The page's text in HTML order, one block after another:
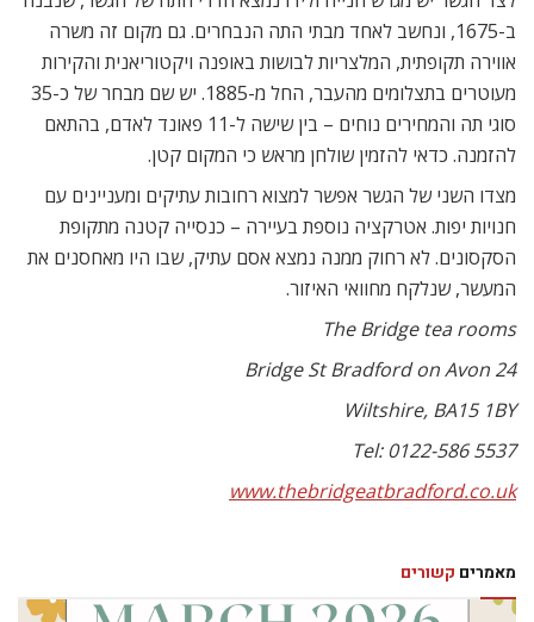
ב-1675, ונחשב לאחד מבתי התה הנבחרים. גם מקום זה משרה
אווירה תקופתית, המלצריות לבושות באופנה ויקטוריאנית והקירות
מעוטרים בתצלומים מהעבר, החל מ-1885. יש שם מבחר של כ-35
סוגי תה והמחירים נוחים – בין שישה ל-11 פאונד לאדם, בהתאם
להזמנה. כדאי להזמין שולחן מראש כי המקום קטן.
מצדו השני של הגשר אפשר למצוא רחובות עתיקים ומעניינים עם
חנויות יפות. אטרקציה נוספת בעיירה – כנסייה קטנה מתקופת
הסקסונים. לא רחוק ממנה נמצא אסם עתיק, שבו היו מאחסנים את
המעשר, שנלקח מחוואי האיזור.
The Bridge tea rooms
24 Bridge St Bradford on Avon
Wiltshire, BA15 1BY
Tel: 0122-586 5537
www.thebridgeatbradford.co.uk
מאמרים קשורים